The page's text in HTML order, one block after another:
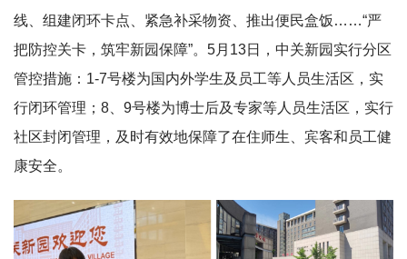
线、组建闭环卡点、紧急补采物资、推出便民盒饭……“严
把防控关卡，筑牢新园保障”。5月13日，中关新园实行分区
管控措施：1-7号楼为国内外学生及员工等人员生活区，实
行闭环管理；8、9号楼为博士后及专家等人员生活区，实行
社区封闭管理，及时有效地保障了在住师生、宾客和员工健
康安全。